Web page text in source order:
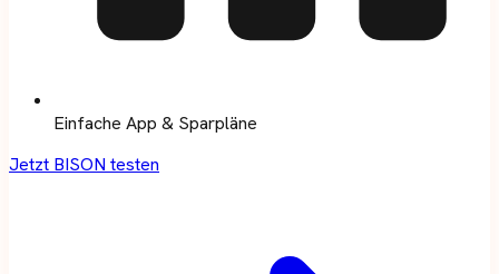
Einfache App & Sparpläne
Jetzt BISON testen